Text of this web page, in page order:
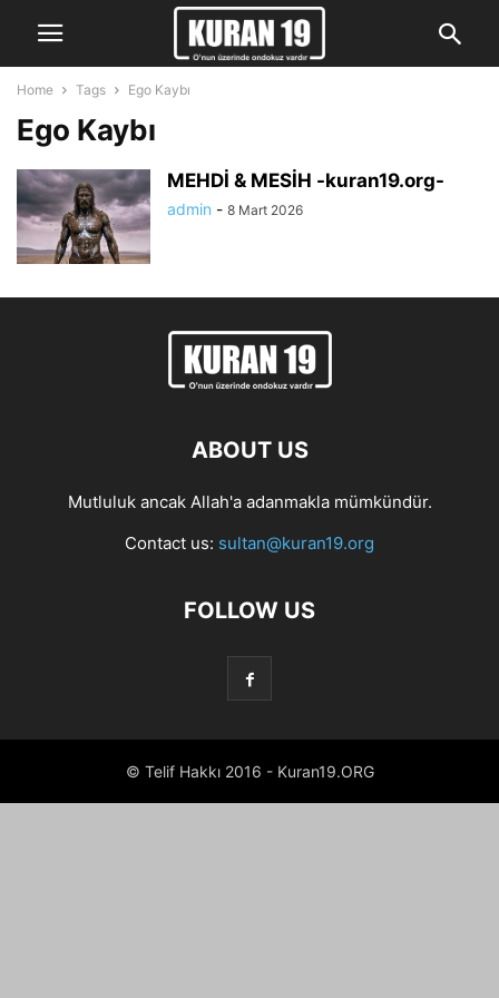
Home Tags Ego Kaybı
Ego Kaybı
MEHDİ & MESİH -kuran19.org-
admin - 8 Mart 2026
ABOUT US
Mutluluk ancak Allah'a adanmakla mümkündür.
Contact us: sultan@kuran19.org
FOLLOW US
© Telif Hakkı 2016 - Kuran19.ORG